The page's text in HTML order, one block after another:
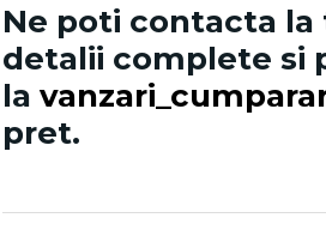
Ne poti contacta la
detalii complete si
la
pret.